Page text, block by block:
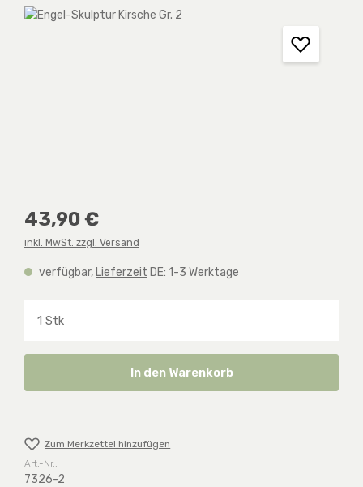
Bildergalerie überspringen
Regulärer Preis:
43,90 €
inkl. MwSt. zzgl. Versand
verfügbar, Lieferzeit DE: 1-3 Werktage
In den Warenkorb
Zum Merkzettel hinzufügen
Art.-Nr.:
7326-2